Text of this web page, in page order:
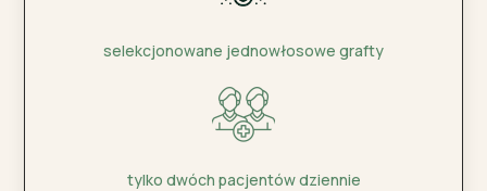
selekcjonowane jednowłosowe grafty
tylko dwóch pacjentów dziennie